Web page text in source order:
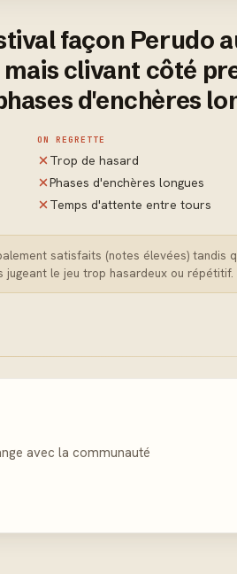
façon Perudo
clivant côté
d'enchères
ON REGRETTE
Trop de hasard
Phases d'enchères longues
Temps d'attente entre tours
satisfaits (notes élevées) tandis
le jeu trop hasardeux ou répétitif.
avec la communauté